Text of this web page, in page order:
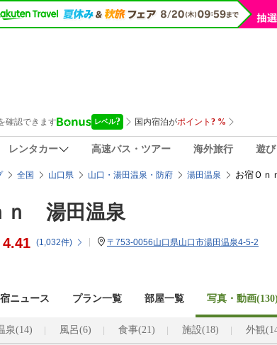
レンタカー 高速バス・ツアー 海外旅行 遊
全国 山口県 山口・湯田温泉・防府 湯田温泉 お宿Ｏｎ
ｎ 湯田温泉
4.41 (1,032件) 〒753-0056山口県山口市湯田温泉4-5-2
宿ニュース プラン一覧 部屋一覧 写真・動画(130)
泉(14) 風呂(6) 食事(21) 施設(18) 外観